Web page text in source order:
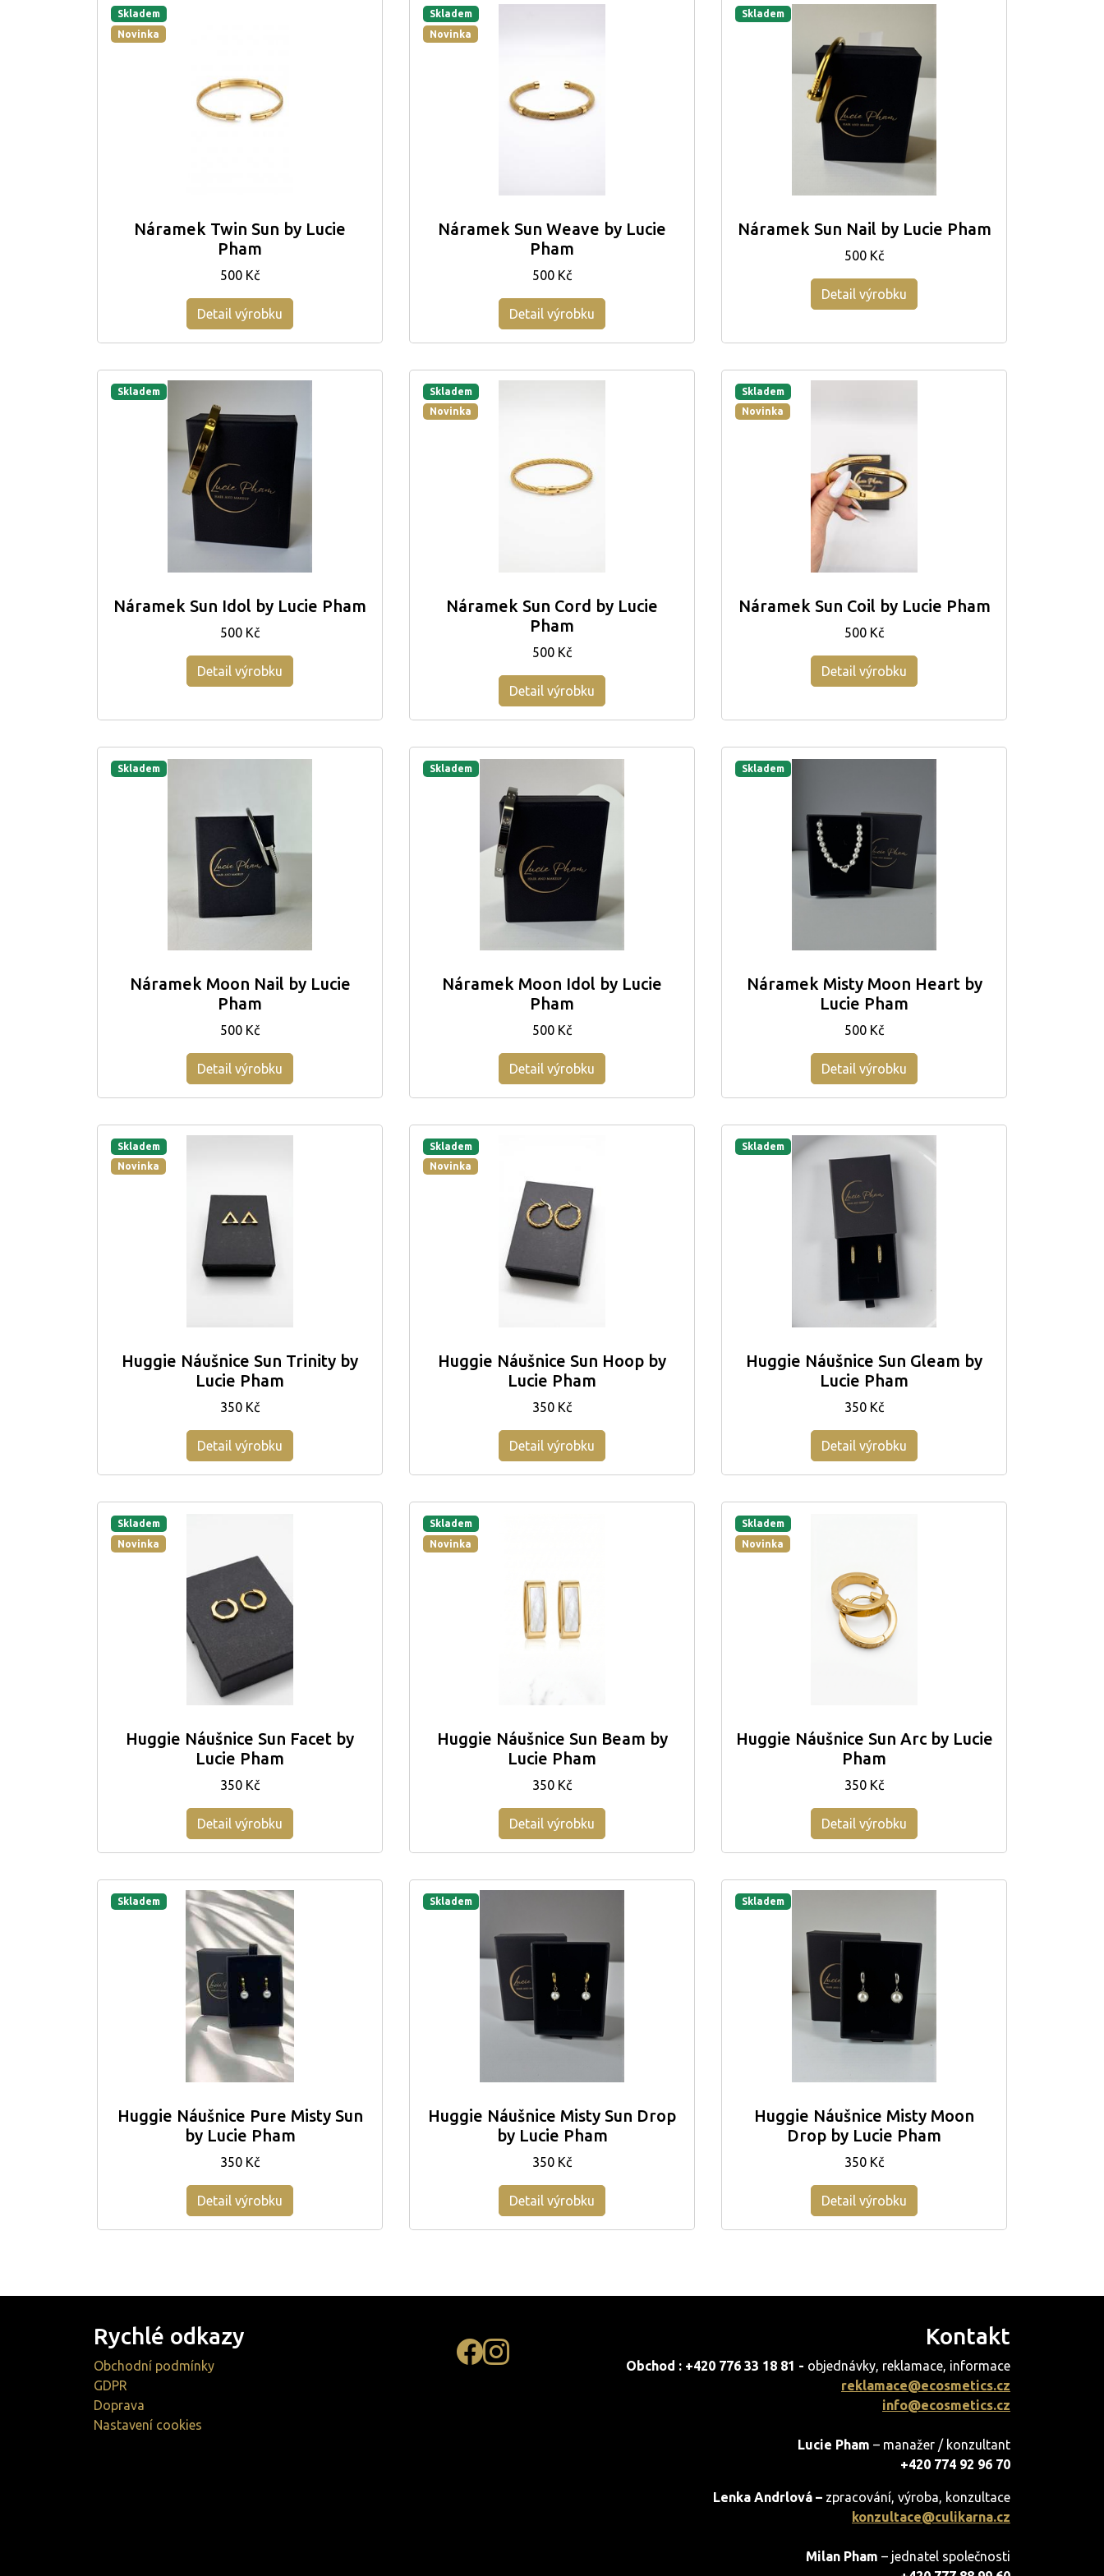
Skladem
Novinka
Náramek Twin Sun by Lucie
Pham
500 Kč
Detail výrobku
Skladem
Novinka
Náramek Sun Weave by Lucie
Pham
500 Kč
Detail výrobku
Skladem
Náramek Sun Nail by Lucie Pham
500 Kč
Detail výrobku
Skladem
Náramek Sun Idol by Lucie Pham
500 Kč
Detail výrobku
Skladem
Novinka
Náramek Sun Cord by Lucie
Pham
500 Kč
Detail výrobku
Skladem
Novinka
Náramek Sun Coil by Lucie Pham
500 Kč
Detail výrobku
Skladem
Náramek Moon Nail by Lucie
Pham
500 Kč
Detail výrobku
Skladem
Náramek Moon Idol by Lucie
Pham
500 Kč
Detail výrobku
Skladem
Náramek Misty Moon Heart by
Lucie Pham
500 Kč
Detail výrobku
Skladem
Novinka
Huggie Náušnice Sun Trinity by
Lucie Pham
350 Kč
Detail výrobku
Skladem
Novinka
Huggie Náušnice Sun Hoop by
Lucie Pham
350 Kč
Detail výrobku
Skladem
Huggie Náušnice Sun Gleam by
Lucie Pham
350 Kč
Detail výrobku
Skladem
Novinka
Huggie Náušnice Sun Facet by
Lucie Pham
350 Kč
Detail výrobku
Skladem
Novinka
Huggie Náušnice Sun Beam by
Lucie Pham
350 Kč
Detail výrobku
Skladem
Novinka
Huggie Náušnice Sun Arc by Lucie
Pham
350 Kč
Detail výrobku
Skladem
Huggie Náušnice Pure Misty Sun
by Lucie Pham
350 Kč
Detail výrobku
Skladem
Huggie Náušnice Misty Sun Drop
by Lucie Pham
350 Kč
Detail výrobku
Skladem
Huggie Náušnice Misty Moon
Drop by Lucie Pham
350 Kč
Detail výrobku
Rychlé odkazy
Obchodní podmínky
GDPR
Doprava
Nastavení cookies
Kontakt
Obchod : +420 776 33 18 81 - objednávky, reklamace, informace
reklamace@ecosmetics.cz
info@ecosmetics.cz
Lucie Pham – manažer / konzultant
+420 774 92 96 70
Lenka Andrlová – zpracování, výroba, konzultace
konzultace@culikarna.cz
Milan Pham – jednatel společnosti